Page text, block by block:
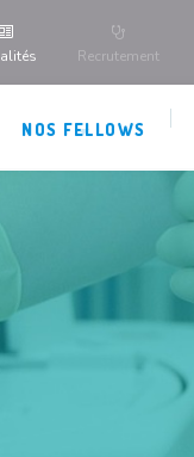
Recrutement
NOS FELLOWS